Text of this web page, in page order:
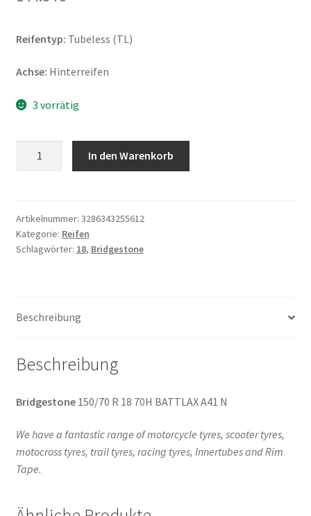
Reifentyp: Tubeless (TL)
Achse: Hinterreifen
3 vorrätig
150/70
R
18
Menge
In den Warenkorb
Artikelnummer: 3286343255612
Kategorie: Reifen
Schlagwörter: 18, Bridgestone
Beschreibung
Beschreibung
Bridgestone150/70 R 18 70H BATTLAX A41 N
We have a fantastic range of motorcycle tyres, scooter tyres,
motocross tyres, trail tyres, racing tyres, Innertubes and Rim
Tape.